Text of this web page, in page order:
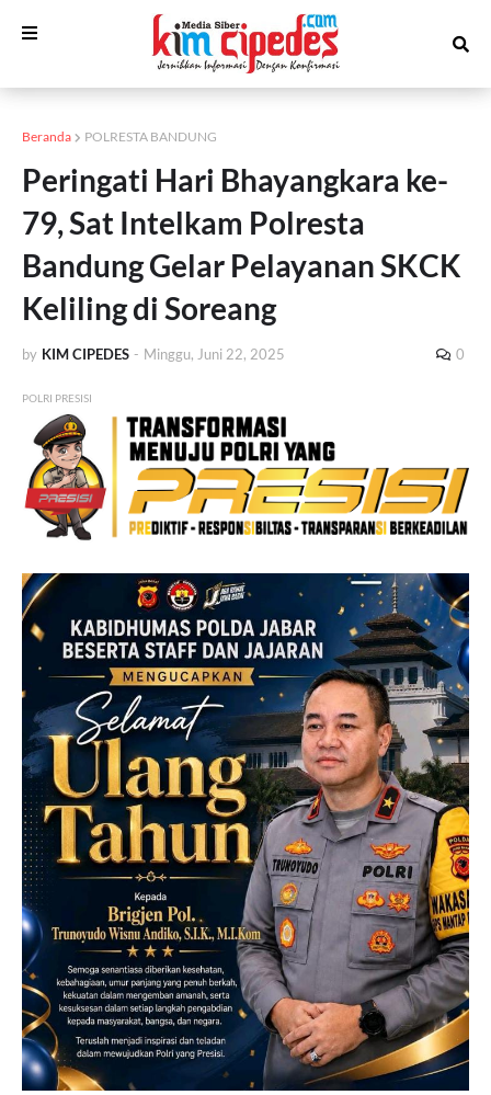
Beranda POLRESTA BANDUNG
Peringati Hari Bhayangkara ke-
79, Sat Intelkam Polresta
Bandung Gelar Pelayanan SKCK
Keliling di Soreang
by KIM CIPEDES - Minggu, Juni 22, 2025 0
POLRI PRESISI